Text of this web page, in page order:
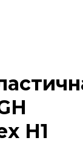
H1